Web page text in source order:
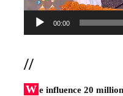
00:00
//
W e influence 20